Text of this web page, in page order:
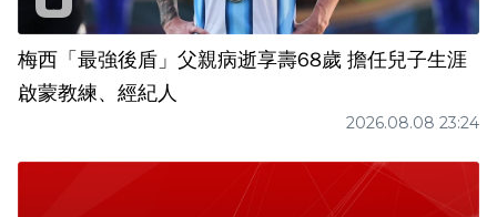
梅西「最強後盾」父親病逝享壽68歲 擔任兒子生涯
啟蒙教練、經紀人
2026.08.08 23:24